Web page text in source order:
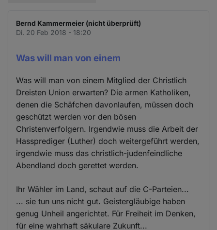
Bernd Kammermeier (nicht überprüft)
Di. 20 Feb 2018 - 18:20
Was will man von einem
Was will man von einem Mitglied der Christlich
Dreisten Union erwarten? Die armen Katholiken,
denen die Schäfchen davonlaufen, müssen doch
geschützt werden vor den bösen
Christenverfolgern. Irgendwie muss die Arbeit der
Hassprediger (Luther) doch weitergeführt werden,
irgendwie muss das christlich-judenfeindliche
Abendland doch gerettet werden.
Ihr Wähler im Land, schaut auf die C-Parteien...
... sie tun uns nicht gut. Geistergläubige haben
genug Unheil angerichtet. Für Freiheit im Denken,
für eine wahrhaft säkulare Zukunft...